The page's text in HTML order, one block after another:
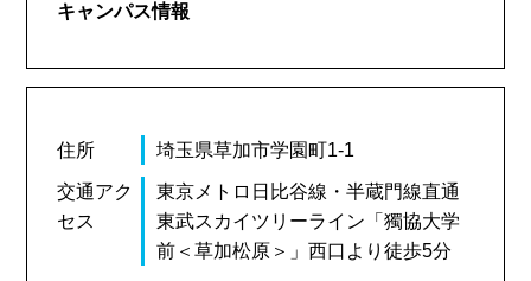
キャンパス情報
住所 埼玉県草加市学園町1-1
交通アク
セス
東京メトロ日比谷線・半蔵門線直通
東武スカイツリーライン「獨協大学
前＜草加松原＞」西口より徒歩5分